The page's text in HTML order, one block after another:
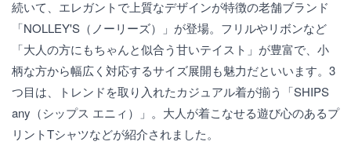
続いて、エレガントで上質なデザインが特徴の老舗ブランド
「NOLLEY'S（ノーリーズ）」が登場。フリルやリボンなど
「大人の方にもちゃんと似合う甘いテイスト」が豊富で、小
柄な方から幅広く対応するサイズ展開も魅力だといいます。3
つ目は、トレンドを取り入れたカジュアル着が揃う「SHIPS
any（シップス エニィ）」。大人が着こなせる遊び心のあるプ
リントTシャツなどが紹介されました。